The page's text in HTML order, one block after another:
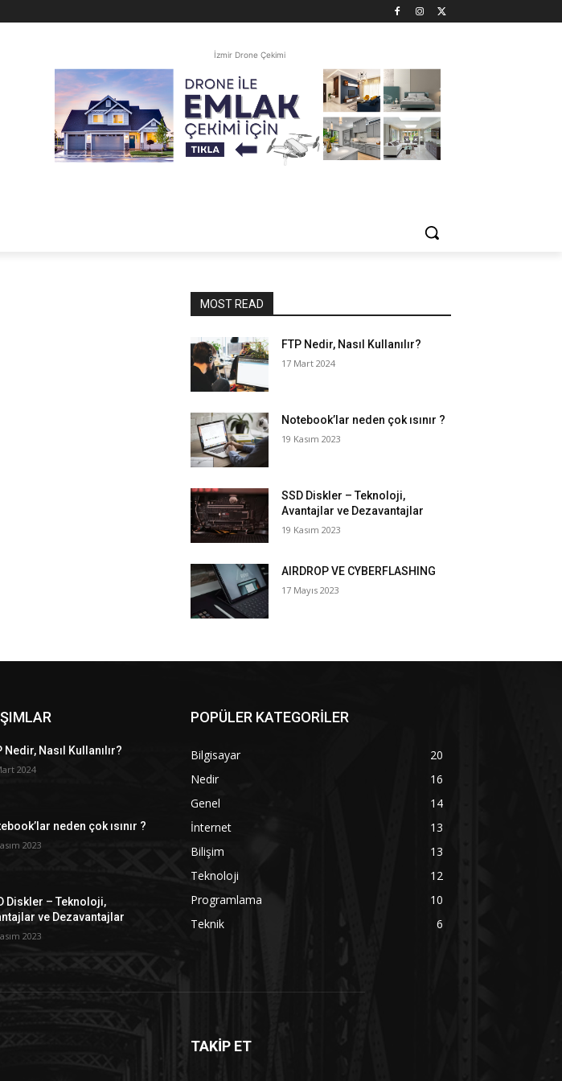
İzmir Drone Çekimi
MOST READ
FTP Nedir, Nasıl Kullanılır?
17 Mart 2024
Notebook’lar neden çok ısınır ?
19 Kasım 2023
SSD Diskler – Teknoloji,
Avantajlar ve Dezavantajlar
19 Kasım 2023
AIRDROP VE CYBERFLASHING
17 Mayıs 2023
Nedir, Nasıl Kullanılır?
2024
neden çok ısınır ?
2023
Diskler – Teknoloji,
ve Dezavantajlar
2023
POPÜLER KATEGORİLER
Bilgisayar
20
Nedir
16
Genel
14
İnternet
13
Bilişim
13
Teknoloji
12
Programlama
10
Teknik
6
TAKİP ET